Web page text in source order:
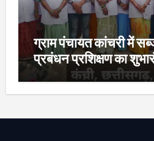
ग्राम पंचायत कांचरी में
प्रबंधन प्रशिक्षण का